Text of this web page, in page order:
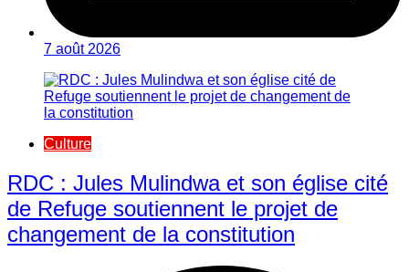
7 août 2026
Culture
RDC : Jules Mulindwa et son église cité
de Refuge soutiennent le projet de
changement de la constitution